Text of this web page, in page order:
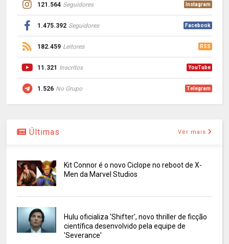
121.564 Seguidores Instagram
1.475.392 Seguidores Facebook
182.459 Leitores RSS
11.321 Inscritos YouTube
1.526 No Grupo Telegram
Últimas Ver mais
Kit Connor é o novo Ciclope no reboot de X-
Men da Marvel Studios
Hulu oficializa 'Shifter', novo thriller de ficção
científica desenvolvido pela equipe de
'Severance'